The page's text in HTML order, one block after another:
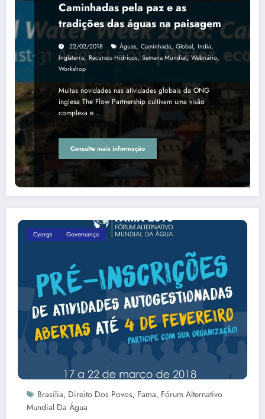
Caminhadas pela paz e as
tradições das águas na paisagem
22/02/2018 Águas, Caminhada,Global, India,
Inglaterra, Recursos Hídricos, Semana Mundial, Webnário,
Workshop
Muitas novidades nas atividades globais da ONG
inglesa The Flow Partnership cultivam uma visão
complexa e…
Consulte mais informação
Cyorgs Governança
Brasília, Direito Dos Povos, Fama, Fórum Alternativo
Mundial Da Água